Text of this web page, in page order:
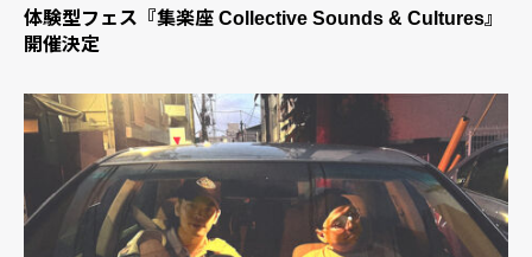
体験型フェス『集楽座 Collective Sounds & Cultures』
開催決定